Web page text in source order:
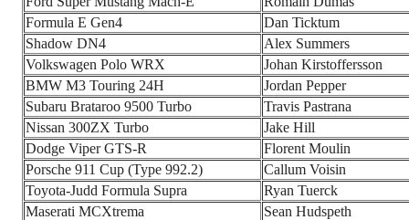
Formula E Gen4
Dan Ticktum
Shadow DN4
Alex Summers
Volkswagen Polo WRX
Johan Kirstoffersson
BMW M3 Touring 24H
Jordan Pepper
Subaru Brataroo 9500 Turbo
Travis Pastrana
Nissan 300ZX Turbo
Jake Hill
Dodge Viper GTS-R
Florent Moulin
Porsche 911 Cup (Type 992.2)
Callum Voisin
Toyota-Judd Formula Supra
Ryan Tuerck
Maserati MCXtrema
Sean Hudspeth